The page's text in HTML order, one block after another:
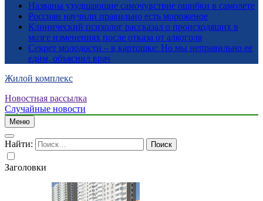
Названы ухудшающие самочувствие ошибки в самолете
Россиян научили правильно есть мороженое
Клинический психолог рассказал о происходящих в
мозге изменениях после отказа от алкоголя
Секрет молодости – в картошке: Но мы неправильно ее
едим, объяснил врач
Жилой комплекс
Новостная рассылка
Случайные новости
Меню
Найти:
Заголовки